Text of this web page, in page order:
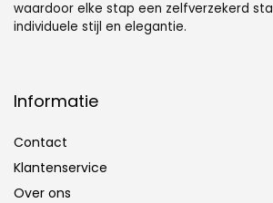
waardoor elke stap een zelfverzekerd
individuele stijl en elegantie.
Informatie
Contact
Klantenservice
Over ons